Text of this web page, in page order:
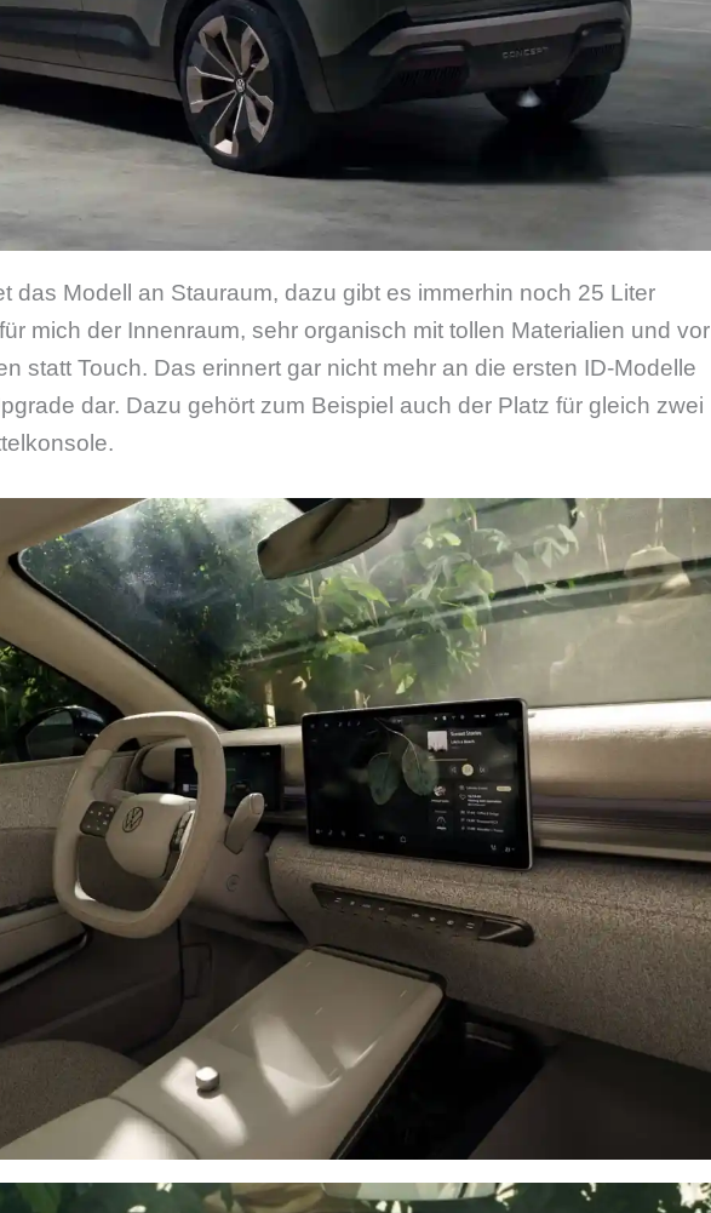
das Modell an Stauraum, dazu gibt es immerhin noch 25 Liter
mich der Innenraum, sehr organisch mit tollen Materialien und vor
statt Touch. Das erinnert gar nicht mehr an die ersten ID-Modelle
dar. Dazu gehört zum Beispiel auch der Platz für gleich zwei